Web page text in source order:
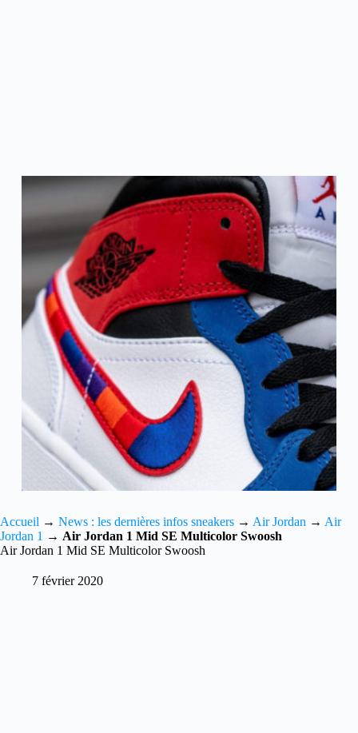
Accueil → News : les dernières infos sneakers → Air Jordan → Air
Jordan 1 → Air Jordan 1 Mid SE Multicolor Swoosh
Air Jordan 1 Mid SE Multicolor Swoosh
7 février 2020